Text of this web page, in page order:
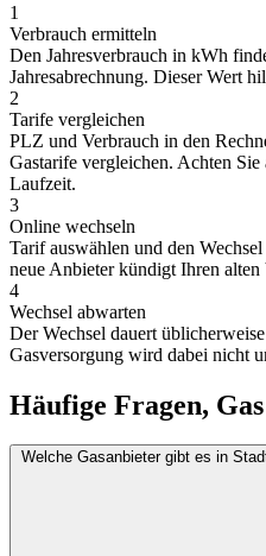
1
Verbrauch ermitteln
Den Jahresverbrauch in kWh
Jahresabrechnung. Dieser Wert
2
Tarife vergleichen
PLZ und Verbrauch in den
Gastarife vergleichen. Achten
Laufzeit.
3
Online wechseln
Tarif auswählen und den
neue Anbieter kündigt Ihren alten
4
Wechsel abwarten
Der Wechsel dauert
Gasversorgung wird dabei nicht
Häufige Fragen,
Welche Gasanbieter gibt es in